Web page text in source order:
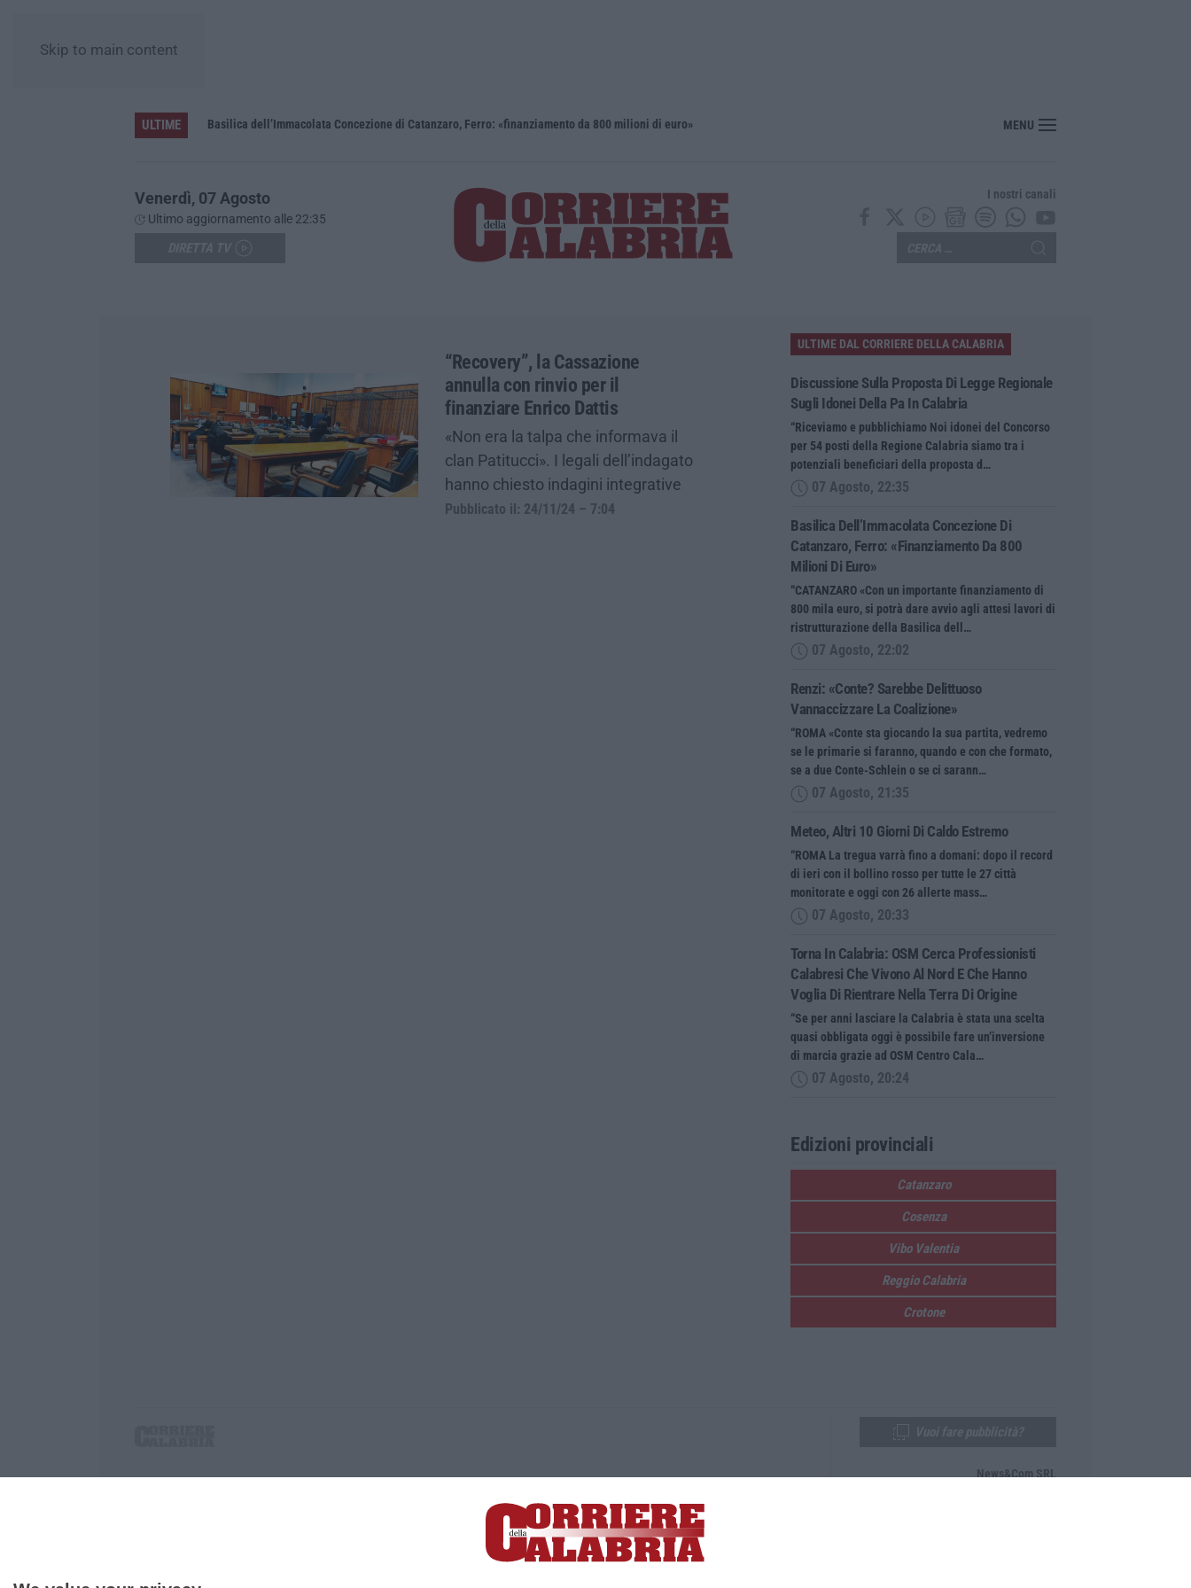
Skip to main content
ULTIME Basilica dell’Immacolata Concezione di Catanzaro, Ferro: «finanziamento da 800 milioni di euro» Renzi: «Conte? Sarebbe delittuoso vannaccizzare la coalizione»
MENU
Venerdì, 07 Agosto
Ultimo aggiornamento alle 22:35
I nostri canali
“Recovery”, la Cassazione
annulla con rinvio per il
finanziare Enrico Dattis
«Non era la talpa che informava il
clan Patitucci». I legali dell’indagato
hanno chiesto indagini integrative
Pubblicato il: 24/11/24 – 7:04
ULTIME DAL CORRIERE DELLA CALABRIA
Discussione Sulla Proposta Di Legge Regionale
Sugli Idonei Della Pa In Calabria
“Riceviamo e pubblichiamo Noi idonei del Concorso
per 54 posti della Regione Calabria siamo tra i
potenziali beneficiari della proposta d…
07 Agosto, 22:35
Basilica Dell’Immacolata Concezione Di
Catanzaro, Ferro: «finanziamento Da 800
Milioni Di Euro»
“CATANZARO «Con un importante finanziamento di
800 mila euro, si potrà dare avvio agli attesi lavori di
ristrutturazione della Basilica dell…
07 Agosto, 22:02
Renzi: «Conte? Sarebbe Delittuoso
Vannaccizzare La Coalizione»
“ROMA «Conte sta giocando la sua partita, vedremo
se le primarie si faranno, quando e con che formato,
se a due Conte-Schlein o se ci sarann…
07 Agosto, 21:35
Meteo, Altri 10 Giorni Di Caldo Estremo
“ROMA La tregua varrà fino a domani: dopo il record
di ieri con il bollino rosso per tutte le 27 città
monitorate e oggi con 26 allerte mass…
07 Agosto, 20:33
Torna In Calabria: OSM Cerca Professionisti
Calabresi Che Vivono Al Nord E Che Hanno
Voglia Di Rientrare Nella Terra Di Origine
“Se per anni lasciare la Calabria è stata una scelta
quasi obbligata oggi è possibile fare un’inversione
di marcia grazie ad OSM Centro Cala…
07 Agosto, 20:24
Edizioni provinciali
Catanzaro
Cosenza
Vibo Valentia
Reggio Calabria
Crotone
P.IVA. 03199620794, Via del mare 6/G, S.Eufemia, Lamezia Terme (CZ)
Iscrizione tribunale di Lamezia Terme 5/2011 - Direttore responsabile Paola Militano |Privacy
News&Com SRL